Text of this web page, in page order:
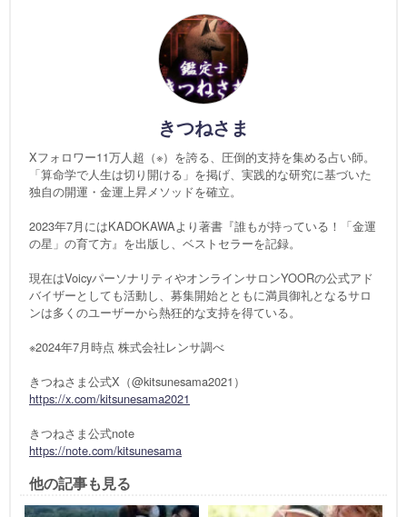
きつねさま
Xフォロワー11万人超（※）を誇る、圧倒的支持を集める占い師。
「算命学で人生は切り開ける」を掲げ、実践的な研究に基づいた
独自の開運・金運上昇メソッドを確立。
2023年7月にはKADOKAWAより著書『誰もが持っている！「金運
の星」の育て方』を出版し、ベストセラーを記録。
現在はVoicyパーソナリティやオンラインサロンYOORの公式アド
バイザーとしても活動し、募集開始とともに満員御礼となるサロ
ンは多くのユーザーから熱狂的な支持を得ている。
※2024年7月時点 株式会社レンサ調べ
きつねさま公式X（@kitsunesama2021）
https://x.com/kitsunesama2021
きつねさま公式note
https://note.com/kitsunesama
他の記事も見る